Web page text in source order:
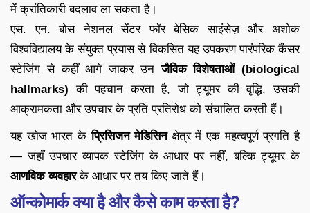
में क्रांतिकारी बदलाव ला सकता है।
एस. एन. बोस नेशनल सेंटर फॉर बेसिक साइंसेज़ और अशोक
विश्वविद्यालय के संयुक्त प्रयास से विकसित यह उपकरण पारंपरिक कैंसर
स्टेजिंग से कहीं आगे जाकर उनजैविक विशेषताओं (biological
hallmarks) की पहचान करता है, जो ट्यूमर की वृद्धि, उसकी
आक्रामकता और उपचार के प्रति प्रतिरोध को संचालित करती हैं।
यह खोज भारत केप्रिसिजन मेडिसिनक्षेत्र में एक महत्वपूर्ण प्रगति है
— जहाँ उपचार व्यापक स्टेजिंग के आधार पर नहीं, बल्कि ट्यूमर के
आणविक व्यवहारके आधार पर तय किए जाते हैं।
ऑन्कोमार्क क्या है और कैसे काम करता है?